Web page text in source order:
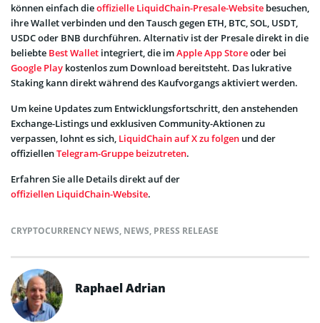
können einfach dieoffizielle LiquidChain-Presale-Website besuchen,
ihre Wallet verbinden und den Tausch gegen ETH, BTC, SOL, USDT,
USDC oder BNB durchführen. Alternativ ist der Presale direkt in die
beliebte Best Wallet integriert, die imApple App Storeoder bei
Google Play kostenlos zum Download bereitsteht. Das lukrative
Staking kann direkt während des Kaufvorgangs aktiviert werden.
Um keine Updates zum Entwicklungsfortschritt, den anstehenden
Exchange-Listings und exklusiven Community-Aktionen zu
verpassen, lohnt es sich, LiquidChain auf X zu folgen und der
offiziellenTelegram-Gruppe beizutreten.
Erfahren Sie alle Details direkt auf der
offiziellen LiquidChain-Website.
CRYPTOCURRENCY NEWS, NEWS, PRESS RELEASE
Raphael Adrian